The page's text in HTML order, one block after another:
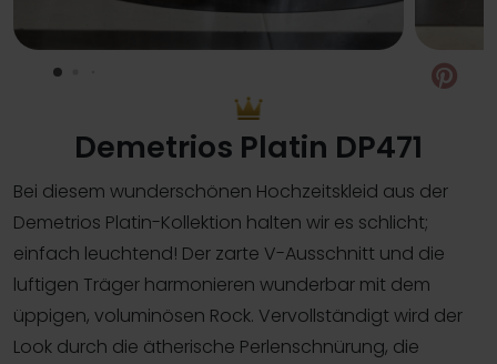
Demetrios Platin DP471
Bei diesem wunderschönen Hochzeitskleid aus der
Demetrios Platin-Kollektion halten wir es schlicht;
einfach leuchtend! Der zarte V-Ausschnitt und die
luftigen Träger harmonieren wunderbar mit dem
üppigen, voluminösen Rock. Vervollständigt wird der
Look durch die ätherische Perlenschnürung, die